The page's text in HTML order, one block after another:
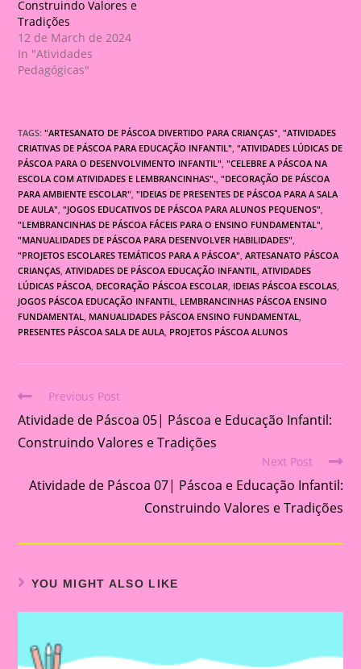
Construindo Valores e
Tradições
12 de March de 2024
In "Atividades
Pedagógicas"
TAGS:"ARTESANATO DE PÁSCOA DIVERTIDO PARA CRIANÇAS" "ATIVIDADES
CRIATIVAS DE PÁSCOA PARA EDUCAÇÃO INFANTIL" "ATIVIDADES LÚDICAS DE
PÁSCOA PARA O DESENVOLVIMENTO INFANTIL" "CELEBRE A PÁSCOA NA
ESCOLA COM ATIVIDADES E LEMBRANCINHAS". "DECORAÇÃO DE PÁSCOA
PARA AMBIENTE ESCOLAR" "IDEIAS DE PRESENTES DE PÁSCOA PARA A SALA
DE AULA" "JOGOS EDUCATIVOS DE PÁSCOA PARA ALUNOS PEQUENOS"
"LEMBRANCINHAS DE PÁSCOA FÁCEIS PARA O ENSINO FUNDAMENTAL"
"MANUALIDADES DE PÁSCOA PARA DESENVOLVER HABILIDADES"
"PROJETOS ESCOLARES TEMÁTICOS PARA A PÁSCOA" ARTESANATO PÁSCOA
CRIANÇAS ATIVIDADES DE PÁSCOA EDUCAÇÃO INFANTIL ATIVIDADES
LÚDICAS PÁSCOA DECORAÇÃO PÁSCOA ESCOLAR IDEIAS PÁSCOA ESCOLAS
JOGOS PÁSCOA EDUCAÇÃO INFANTIL LEMBRANCINHAS PÁSCOA ENSINO
FUNDAMENTAL MANUALIDADES PÁSCOA ENSINO FUNDAMENTAL
PRESENTES PÁSCOA SALA DE AULA PROJETOS PÁSCOA ALUNOS
Read
more
articles
Previous Post
Atividade de Páscoa 05| Páscoa e Educação Infantil:
Construindo Valores e Tradições
Next Post
Atividade de Páscoa 07| Páscoa e Educação Infantil:
Construindo Valores e Tradições
YOU MIGHT ALSO LIKE